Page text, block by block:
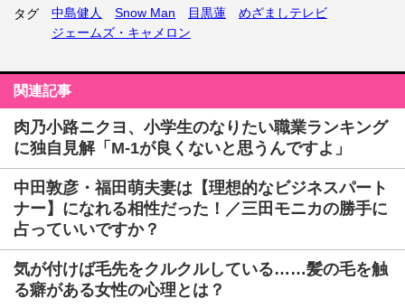
タグ 中島健人 Snow Man 目黒蓮
めざましテレビ
ジェームズ・キャメロン
関連記事
肉乃小路ニクヨ、小学生のなりたい職業ランキング
に独自見解「M-1が良くないと思うんですよ」
中田敦彦・福田萌夫妻は【理想的なビジネスパート
ナー】になれる相性だった！／三田モニカの勝手に
占っていいですか？
気が付けば毛先をクルクルしている……髪の毛を触
る癖がある女性の心理とは？